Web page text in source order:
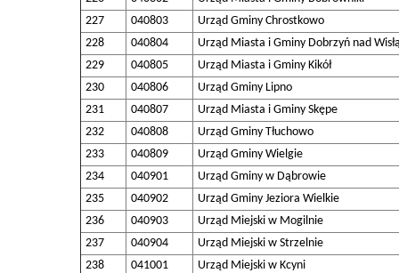
227
040803
Urząd Gminy Chrostkowo
228
040804
Urząd Miasta i Gminy Dobrzyń nad
229
040805
Urząd Miasta i Gminy Kikół
230
040806
Urząd Gminy Lipno
231
040807
Urząd Miasta i Gminy Skępe
232
040808
Urząd Gminy Tłuchowo
233
040809
Urząd Gminy Wielgie
234
040901
Urząd Gminy w Dąbrowie
235
040902
Urząd Gminy Jeziora Wielkie
236
040903
Urząd Miejski w Mogilnie
237
040904
Urząd Miejski w Strzelnie
238
041001
Urząd Miejski w Kcyni